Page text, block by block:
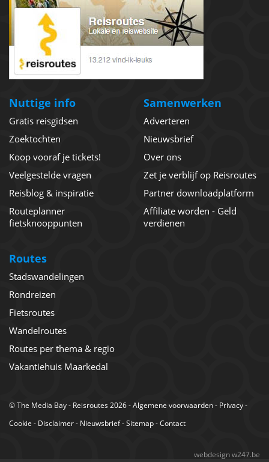
Nuttige info
Gratis reisgidsen
Zoektochten
Koop vooraf je tickets!
Veelgestelde vragen
Reisblog & inspiratie
Routeplanner
fietsknooppunten
Samenwerken
Adverteren
Nieuwsbrief
Over ons
Zet je verblijf op Reisroutes
Partner downloadplatform
Affiliate worden - Geld
verdienen
Routes
Stadswandelingen
Rondreizen
Fietsroutes
Wandelroutes
Routes per thema & regio
Vakantiehuis Maarkedal
©The Media Bay- Reisroutes 2026 -Algemene voorwaarden- Privacy-
Cookie - Disclaimer- Nieuwsbrief-Sitemap-Contact
webdesign w247.be